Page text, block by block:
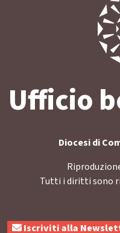
Ufficio
Diocesi di
Tutti i diritti sono
Iscriviti alla